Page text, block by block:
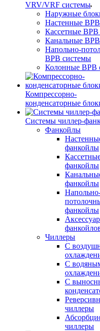
VRV/VRF системы
Наружные
Настенные
Кассетные ВРВ
Канальные
Напольно-
ВРВ системы
Колонные ВРВ
Компрессорно-
конденсаторные
Системы чиллер-
Фанкойлы
фанкойлы
фанкойлы
фанкойлы
фанкойлы
Чиллеры
С
С
С
чиллеры
чиллеры